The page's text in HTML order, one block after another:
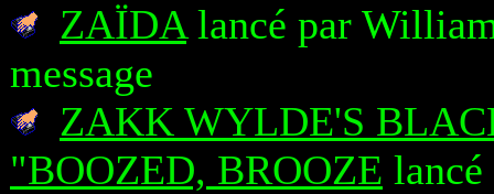
ZAÏDAlancé par
message
ZAKK WYLDE'S
"BOOZED, BROOZE